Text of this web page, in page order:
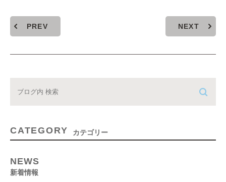
PREV NEXT
CATEGORY カテゴリー
NEWS
新着情報